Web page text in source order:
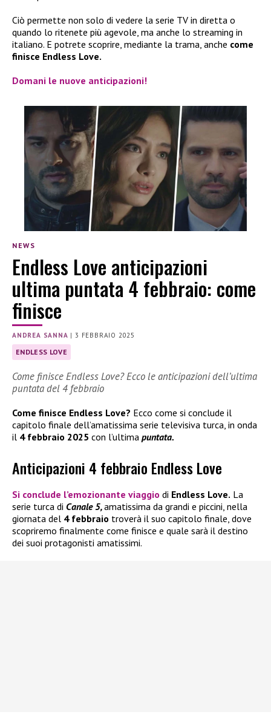
Ciò permette non solo di vedere la serie TV in diretta o
quando lo ritenete più agevole, ma anche lo streaming in
italiano. E potrete scoprire, mediante la trama, anche come
finisce Endless Love.
Domani le nuove anticipazioni!
NEWS
Endless Love anticipazioni
ultima puntata 4 febbraio: come
finisce
ANDREA SANNA |3 FEBBRAIO 2025
ENDLESS LOVE
Come finisce Endless Love? Ecco le anticipazioni dell’ultima
puntata del 4 febbraio
Come finisce Endless Love? Ecco come si conclude il
capitolo finale dell’amatissima serie televisiva turca, in onda
il 4 febbraio 2025 con l’ultima puntata.
Anticipazioni 4 febbraio Endless Love
Si conclude l’emozionante viaggio di Endless Love. La
serie turca di Canale 5,amatissima da grandi e piccini, nella
giornata del 4 febbraio troverà il suo capitolo finale, dove
scopriremo finalmente come finisce e quale sarà il destino
dei suoi protagonisti amatissimi.